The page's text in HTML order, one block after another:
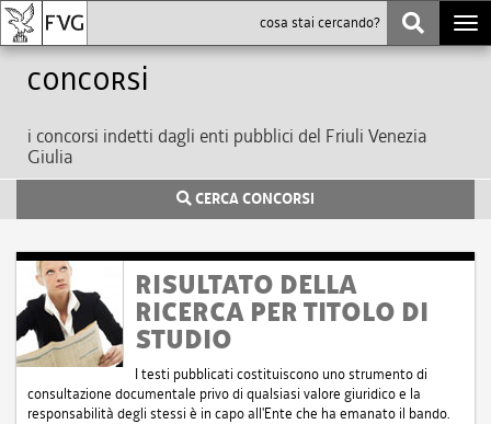
Concorsi
i concorsi indetti dagli enti pubblici del Friuli Venezia
Giulia
CERCA CONCORSI
RISULTATO DELLA
RICERCA PER TITOLO DI
STUDIO
I testi pubblicati costituiscono uno strumento di
consultazione documentale privo di qualsiasi valore giuridico e la
responsabilità degli stessi è in capo all'Ente che ha emanato il bando.